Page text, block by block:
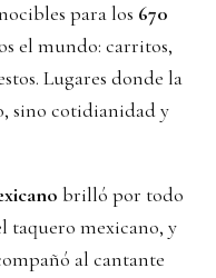
para los 670
el mundo: carritos,
Lugares donde la
sino cotidianidad y
brilló por todo
taquero mexicano, y
al cantante